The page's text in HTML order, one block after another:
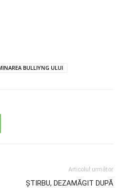
BULLIYNG ULUI
Articolul următor
ȘTIRBU, DEZAMĂGIT DUPĂ